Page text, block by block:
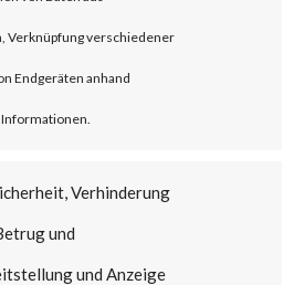
Verknüpfung verschiedener
Endgeräten anhand
Verhinderung
und
und Anzeige
have
deployed.
strongly
all users of